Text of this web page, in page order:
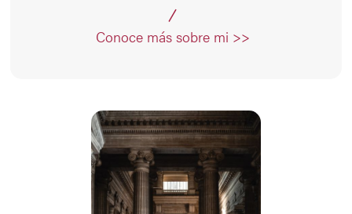
Conoce más sobre mi >>